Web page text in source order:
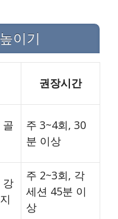
이기
권장시간
주 3~4회, 30
분 이상
강
주 2~3회, 각
세션 45분 이
상